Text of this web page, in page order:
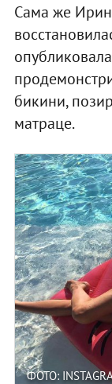
Сама же
бикини,
матраце.
ФОТО: